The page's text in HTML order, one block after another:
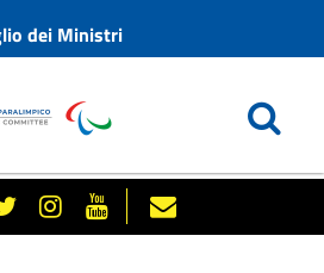
dei Ministri